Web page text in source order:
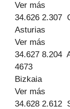
Ver más
34.626 2.307
Asturias
Ver más
34.627 8.204
4673
Bizkaia
Ver más
34.628 2.612